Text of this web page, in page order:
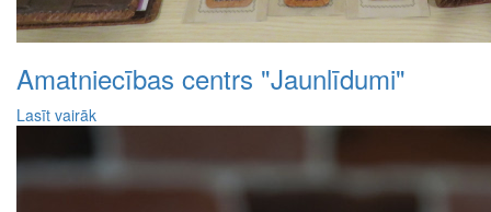
Amatniecības centrs "Jaunlīdumi"
Lasīt vairāk